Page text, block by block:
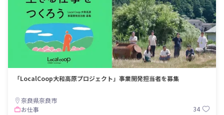
「LocalCoop大和高原プロジェクト」事業開発担当者を募集
奈良県奈良市
お仕事
34